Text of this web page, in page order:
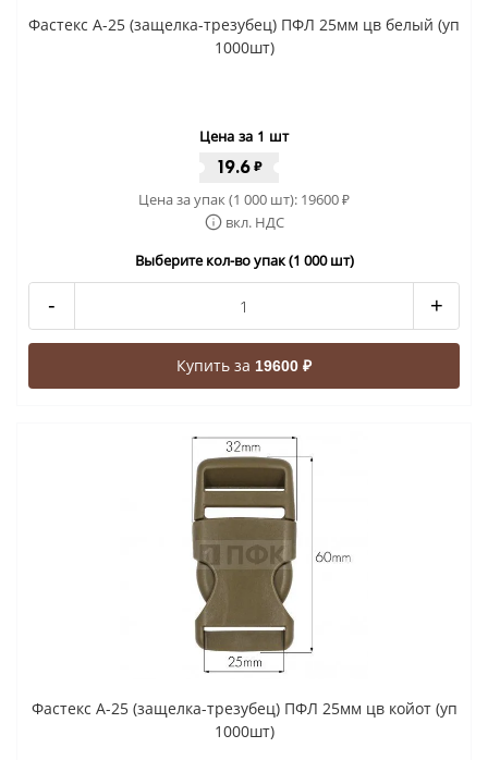
Фастекс A-25 (защелка-трезубец) ПФЛ 25мм цв белый (уп
1000шт)
Цена за 1 шт
19.6 ₽
Цена за упак (1 000 шт): 19600₽
вкл. НДС
Выберите кол-во упак (1 000 шт)
- +
Купить за 19600 ₽
Фастекс A-25 (защелка-трезубец) ПФЛ 25мм цв койот (уп
1000шт)